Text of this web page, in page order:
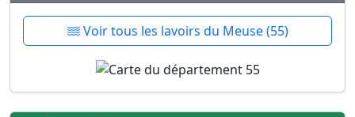
Voir tous les lavoirs du Meuse (55)